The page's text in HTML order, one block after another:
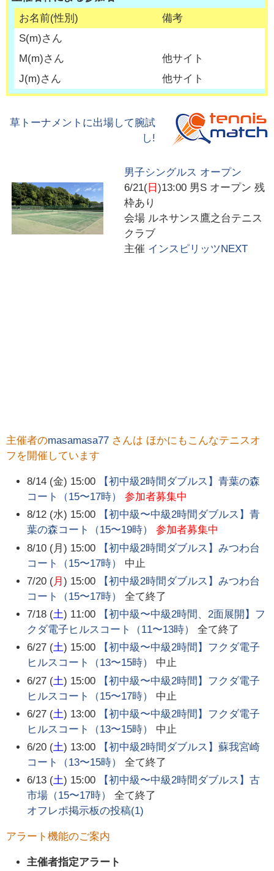
お名前(性別)
備考
S(m)さん
M(m)さん
他サイト
J(m)さん 他サイト
草トーナメントに出場して腕試
し!
男子シングルス オープン
6/21(日 )13:00 男S オープン 残
枠あり
会場 ルネサンス鷹之台テニス
クラブ
主催 インスピリッツNEXT
主催者のmasamasa77 さんは ほかにもこんなテニスオ
フを開催しています
8/14 (金) 15:00
【初中級2時間ダブルス】青葉の森
コート（15〜17時）
参加者募集中
8/12 (水) 15:00
【初中級〜中級2時間ダブルス】青
葉の森コート（15〜19時）
参加者募集中
8/10 (月) 15:00
【初中級2時間ダブルス】みつわ台
コート（15〜17時）
中止
7/20 (月) 15:00
【初中級2時間ダブルス】みつわ台
コート（15〜17時）
全て終了
7/18 (土) 11:00
【初中級〜中級2時間、2面展開】フ
クダ電子ヒルスコート（11〜13時）
全て終了
6/27 (土) 15:00
【初中級〜中級2時間】フクダ電子
ヒルスコート（13〜15時）
中止
6/27 (土) 15:00
【初中級〜中級2時間】フクダ電子
ヒルスコート（15〜17時）
中止
6/27 (土) 13:00
【初中級〜中級2時間】フクダ電子
ヒルスコート（13〜15時）
中止
6/20 (土) 13:00
【初中級2時間ダブルス】蘇我宮崎
コート（13〜15時）
全て終了
6/13 (土) 15:00
【初中級〜中級2時間ダブルス】古
市場（15〜17時）
全て終了
オフレポ掲示板の投稿(1)
アラート機能のご案内
主催者指定アラート